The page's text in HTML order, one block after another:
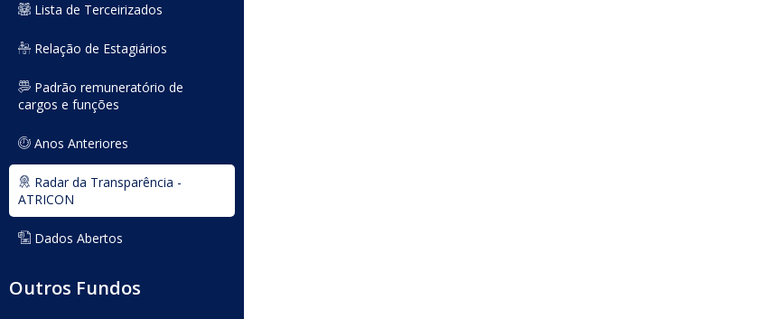
Lista de Terceirizados
Relação de Estagiários
Padrão remuneratório de
cargos e funções
Anos Anteriores
Radar da Transparência -
ATRICON
Dados Abertos
Outros Fundos